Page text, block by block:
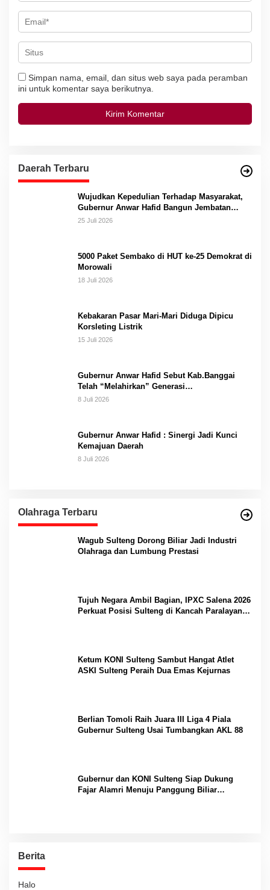
Simpan nama, email, dan situs web saya pada peramban
ini untuk komentar saya berikutnya.
Daerah Terbaru
Wujudkan Kepedulian Terhadap Masyarakat,
Gubernur Anwar Hafid Bangun Jembatan
Gantung Masungkang dengan Dana Pribadi
25 Juli 2026
5000 Paket Sembako di HUT ke-25 Demokrat di
Morowali
18 Juli 2026
Kebakaran Pasar Mari-Mari Diduga Dipicu
Korsleting Listrik
15 Juli 2026
Gubernur Anwar Hafid Sebut Kab.Banggai
Telah “Melahirkan” Generasi…
8 Juli 2026
Gubernur Anwar Hafid : Sinergi Jadi Kunci
Kemajuan Daerah
8 Juli 2026
Olahraga Terbaru
Wagub Sulteng Dorong Biliar Jadi Industri
Olahraga dan Lumbung Prestasi
Tujuh Negara Ambil Bagian, IPXC Salena 2026
Perkuat Posisi Sulteng di Kancah Paralayang
Ketum KONI Sulteng Sambut Hangat Atlet
ASKI Sulteng Peraih Dua Emas Kejurnas
Berlian Tomoli Raih Juara III Liga 4 Piala
Gubernur Sulteng Usai Tumbangkan AKL 88
Gubernur dan KONI Sulteng Siap Dukung
Fajar Alamri Menuju Panggung Biliar
Berita
Halo